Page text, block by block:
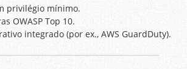
privilégio mínimo.
OWASP Top 10.
integrado (por ex., AWS GuardDuty).